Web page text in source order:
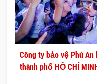
Công ty bảo vệ Phú
thành phố HỒ CHÍ